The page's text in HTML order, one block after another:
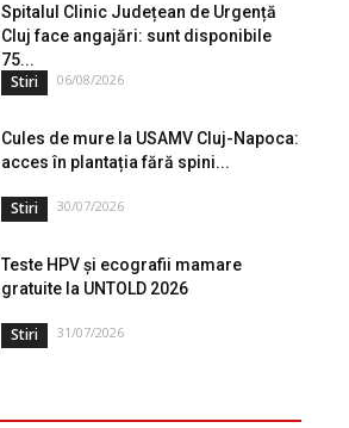
Spitalul Clinic Județean de Urgență
Cluj face angajări: sunt disponibile
75...
Stiri 06/08/2026
Cules de mure la USAMV Cluj-Napoca:
acces în plantația fără spini...
Stiri 30/07/2026
Teste HPV și ecografii mamare
gratuite la UNTOLD 2026
Stiri 31/07/2026